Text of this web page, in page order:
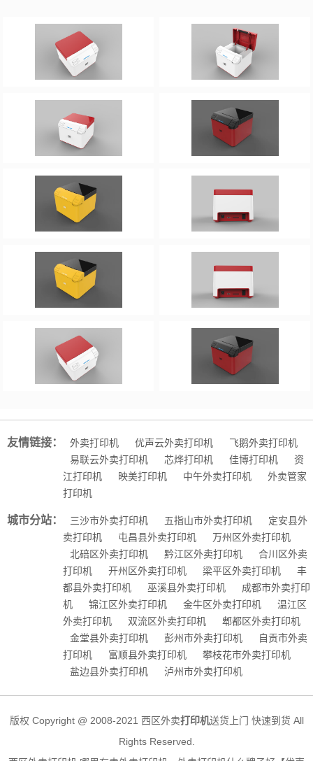
友情链接： 外卖打印机 优声云外卖打印机
飞鹅外卖打印机
易联云外卖打印机
芯烨打印机 佳博打印机
资
江打印机
映美打印机 中午外卖打印机
外卖管家
打印机
城市分站： 三沙市外卖打印机 五指山市外卖打印机
定安县外
卖打印机
屯昌县外卖打印机
万州区外卖打印机
北碚区外卖打印机
黔江区外卖打印机
合川区外卖
打印机
开州区外卖打印机 梁平区外卖打印机
丰
都县外卖打印机
巫溪县外卖打印机
成都市外卖打印
机
锦江区外卖打印机 金牛区外卖打印机
温江区
外卖打印机
双流区外卖打印机
郫都区外卖打印机
金堂县外卖打印机
彭州市外卖打印机
自贡市外卖
打印机
富顺县外卖打印机
攀枝花市外卖打印机
盐边县外卖打印机
泸州市外卖打印机
版权 Copyright @ 2008-2021 西区外卖打印机送货上门 快速到货 All
Rights Reserved.